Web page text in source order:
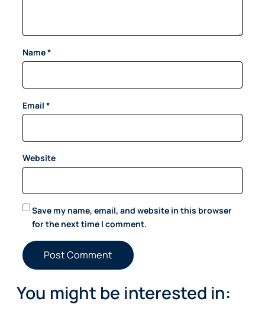
Name*
Email *
Website
Save my name, email, and website in this browser
for the next time I comment.
You might be interested in: